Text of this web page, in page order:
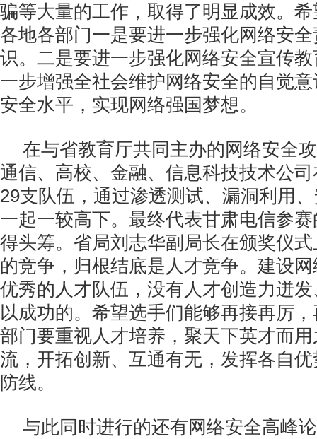
骗等大量的工作，取得了明显成效。
各地各部门一是要进一步强化网络安
识。二是要进一步强化网络安全宣传
一步增强全社会维护网络安全的自觉
安全水平，实现网络强国梦想。
在与省教育厅共同主办的网络安全
通信、高校、金融、信息科技技术公
29支队伍，通过渗透测试、漏洞利用
一起一较高下。最终代表甘肃电信参
得头筹。省局刘志华副局长在颁奖仪
的竞争，归根结底是人才竞争。建设
优秀的人才队伍，没有人才创造力迸
以成功的。希望选手们能够再接再厉
部门要重视人才培养，聚天下英才而
流，开拓创新、互通有无，发挥各自
防线。
与此同时进行的还有网络安全高峰